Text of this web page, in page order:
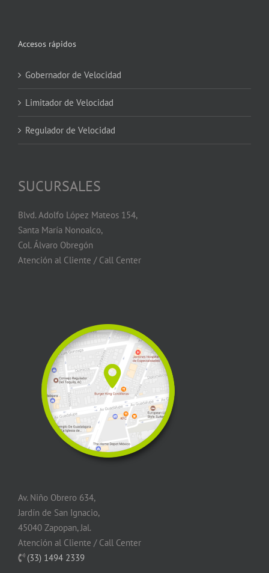
Accesos rápidos
Gobernador de Velocidad
Limitador de Velocidad
Regulador de Velocidad
SUCURSALES
Blvd. Adolfo López Mateos 154,
Santa María Nonoalco,
Col. Álvaro Obregón
Atención al Cliente / Call Center
Av. Niño Obrero 634,
Jardín de San Ignacio,
45040 Zapopan, Jal.
Atención al Cliente / Call Center
(33) 1494 2339